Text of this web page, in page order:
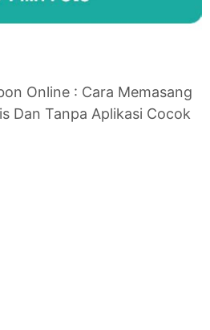
Online : Cara Memasang
Dan Tanpa Aplikasi Cocok